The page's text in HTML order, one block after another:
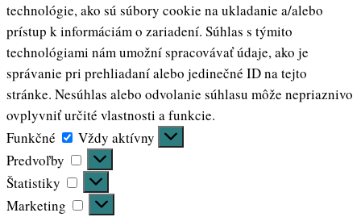
technológie, ako sú súbory cookie na ukladanie a/alebo
prístup k informáciám o zariadení. Súhlas s týmito
technológiami nám umožní spracovávať údaje, ako je
správanie pri prehliadaní alebo jedinečné ID na tejto
stránke. Nesúhlas alebo odvolanie súhlasu môže nepriaznivo
ovplyvniť určité vlastnosti a funkcie.
Funkčné
Funkčné
Vždy aktívny
Predvoľby
Predvoľby
Štatistiky
Štatistiky
Marketing
Marketing